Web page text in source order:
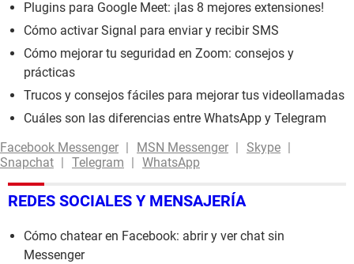
Plugins para Google Meet: ¡las 8 mejores extensiones!
Cómo activar Signal para enviar y recibir SMS
Cómo mejorar tu seguridad en Zoom: consejos y
prácticas
Trucos y consejos fáciles para mejorar tus videollamadas
Cuáles son las diferencias entre WhatsApp y Telegram
Facebook Messenger
MSN Messenger
Skype
Snapchat
Telegram WhatsApp
REDES SOCIALES Y MENSAJERÍA
Cómo chatear en Facebook: abrir y ver chat sin
Messenger